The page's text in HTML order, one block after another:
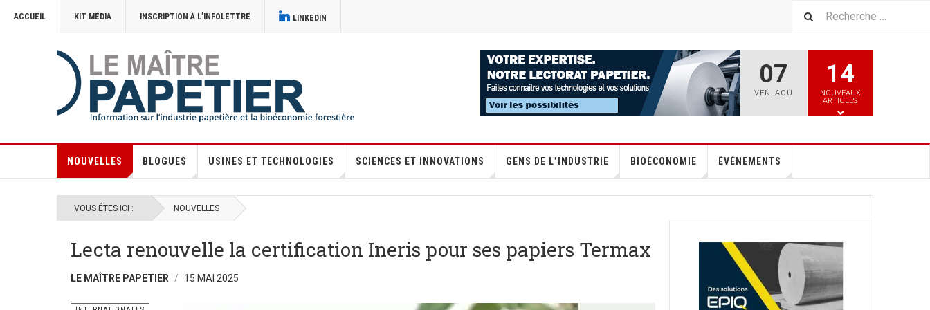
ACCUEIL KIT MÉDIA INSCRIPTION À L’INFOLETTRE LINKEDIN
07
VEN , AOÛ
14
NOUVEAUX
ARTICLES
NOUVELLES BLOGUES USINES ET TECHNOLOGIES SCIENCES ET INNOVATIONS GENS DE L’INDUSTRIE BIOÉCONOMIE ÉVÉNEMENTS
VOUS ÊTES ICI : NOUVELLES
Lecta renouvelle la certification Ineris pour ses papiers Termax
LE MAÎTRE PAPETIER 15 MAI 2025